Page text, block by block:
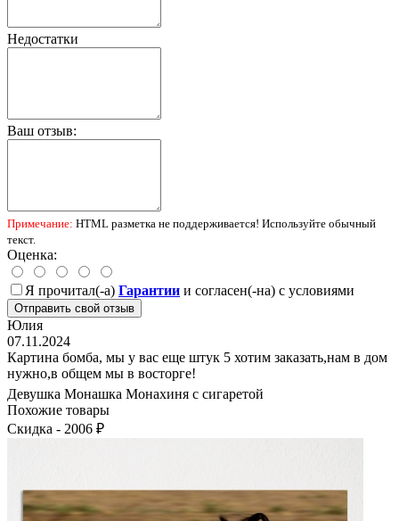
Недостатки
Ваш отзыв:
Примечание: HTML разметка не поддерживается! Используйте обычный
текст.
Оценка:
Я прочитал(-а) Гарантии и согласен(-на) с условиями
Отправить свой отзыв
Юлия
07.11.2024
Картина бомба, мы у вас еще штук 5 хотим заказать,нам в дом
нужно,в общем мы в восторге!
Девушка Монашка Монахиня с сигаретой
Похожие товары
Скидка - 2006 ₽